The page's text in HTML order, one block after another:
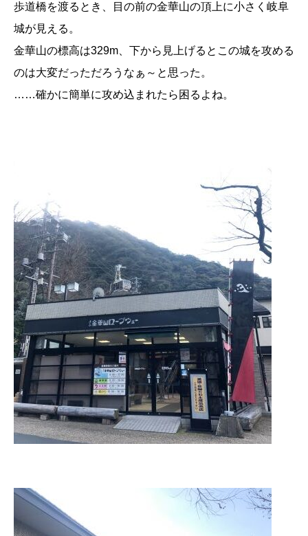
歩道橋を渡るとき、目の前の金華山の頂上に小さく岐阜
城が見える。
金華山の標高は329m、下から見上げるとこの城を攻める
のは大変だっただろうなぁ～と思った。
……確かに簡単に攻め込まれたら困るよね。